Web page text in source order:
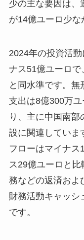
少の主な要因は、
が14億ユーロ少な
2024年の投資活
ナス51億ユーロで
と同水準です。
支出は8億300万
り、主に中国南
設に関連していま
フローはマイナス
ス29億ユーロと
務などの返済およ
財務活動キャッシ
です。